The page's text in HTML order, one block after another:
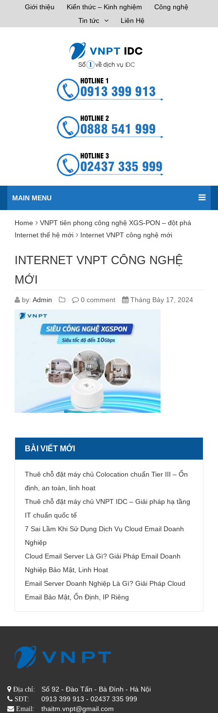
Giới thiệu Kiến thức – Kinh nghiệm
Công nghệ
Tin tức
Liên Hệ
MAIN MENU
Home
VNPT tiên phong công nghệ XGS-PON – đột phá
Internet thế hệ mới
Internet VNPT công nghệ mới
INTERNET VNPT CÔNG NGHỆ
MỚI
by: Admin 0 comment Tháng Bảy 17, 2024
BÀI VIẾT MỚI
Thuê chỗ đặt máy chủ Colocation chuẩn Tier III – Ổn
định, an toàn, linh hoạt
Thuê chỗ đặt máy chủ VNPT IDC – Giải pháp hạ tầng
IT chuẩn quốc tế
7 Sai Lầm Khi Sử Dụng Dịch Vụ Cloud Email Doanh
Nghiệp
Cloud Email Server Là Gì? Giải Pháp Email Doanh
Nghiệp Bảo Mật, Linh Hoạt
Email Server Doanh Nghiệp Là Gì? Giải Pháp Cloud
Email Bảo Mật, Ổn Định, IP Riêng
Địa chỉ: Số 92 - Đào Tấn - Bà Đình - Hà Nội
SĐT: 0913 399 913 - 02437 335 999
Email: thaitm.vnpt@gmail.com